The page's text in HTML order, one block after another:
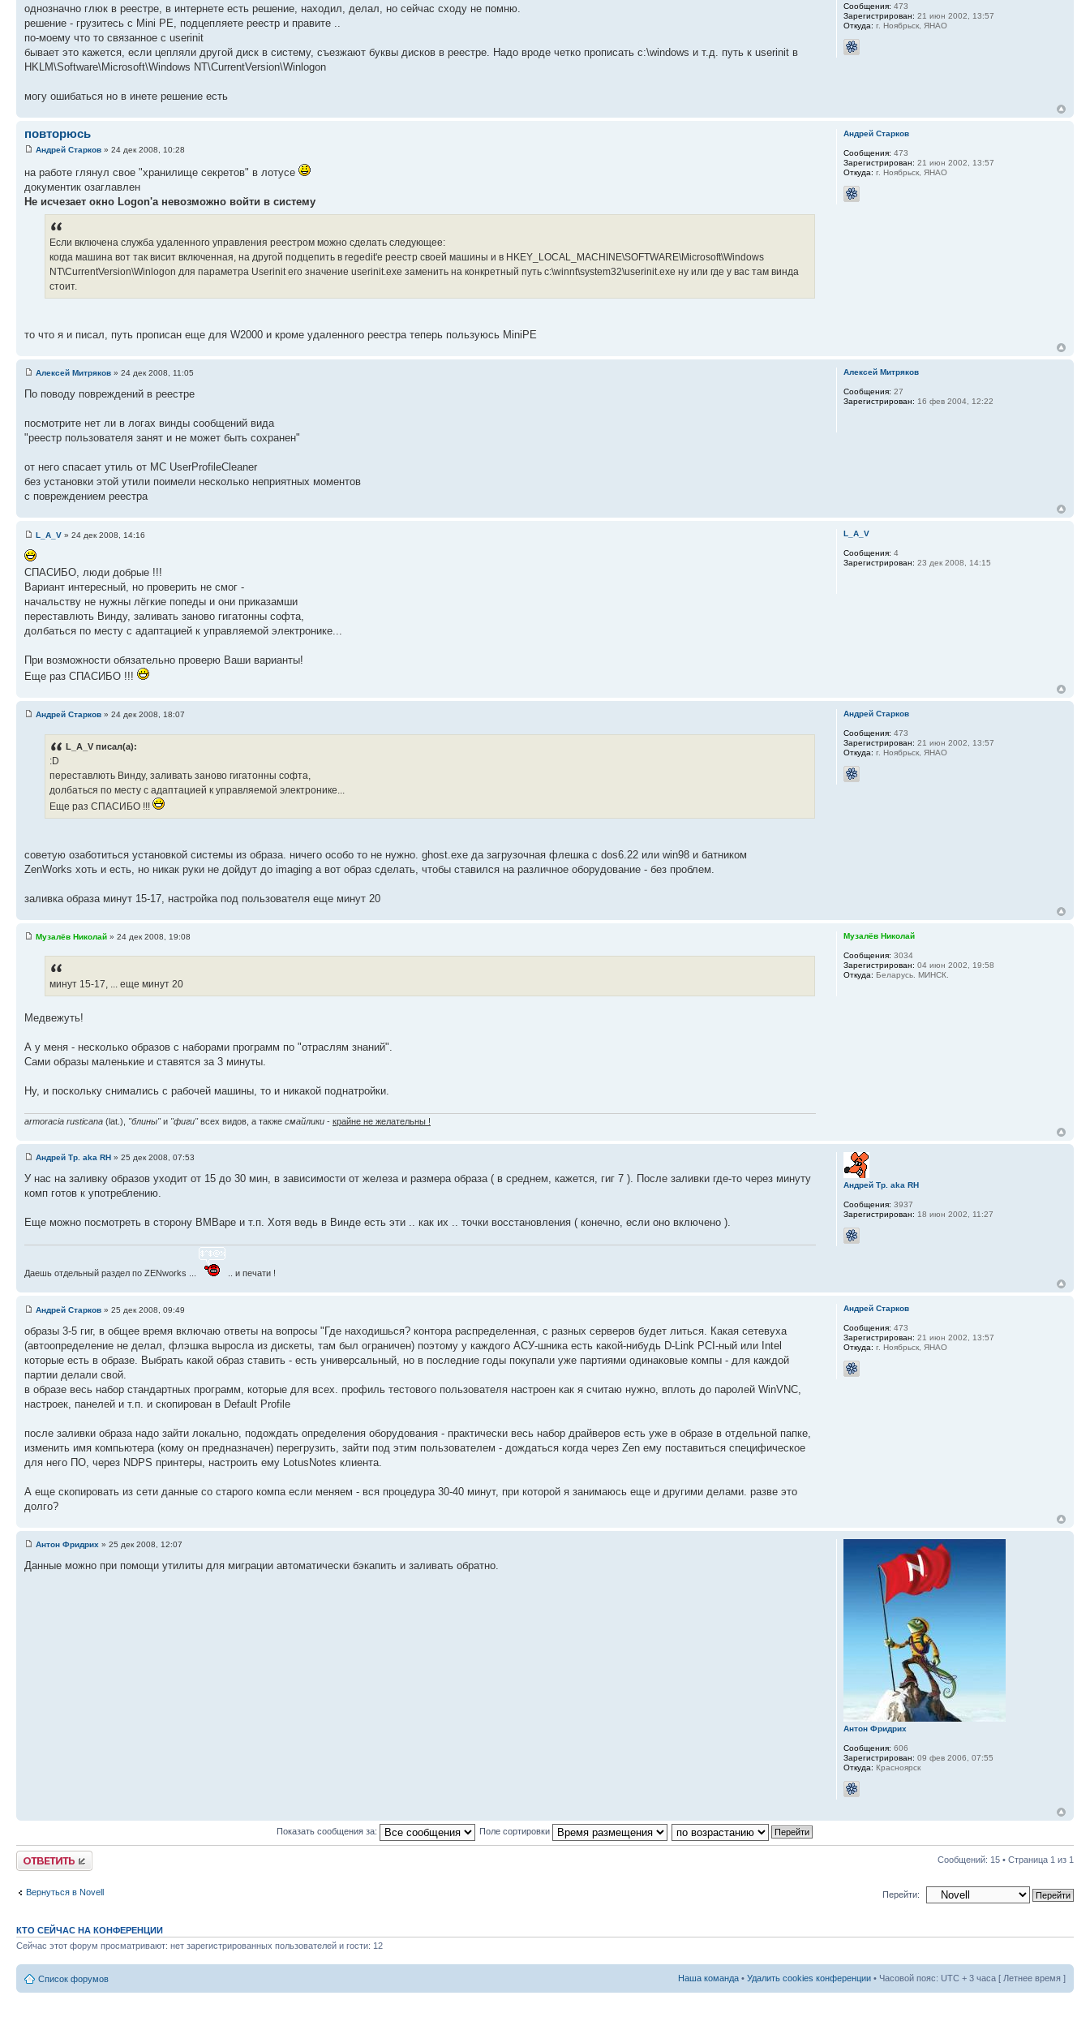
однозначно глюк в реестре, в интернете есть решение, находил, делал, но сейчас сходу не помню.
решение - грузитесь с Mini PE, подцепляете реестр и правите ..
по-моему что то связанное с userinit
бывает это кажется, если цепляли другой диск в систему, съезжают буквы дисков в реестре. Надо вроде четко прописать c:\windows и т.д. путь к userinit в
HKLM\Software\Microsoft\Windows NT\CurrentVersion\Winlogon
могу ошибаться но в инете решение есть
Сообщения: 473
Зарегистрирован: 21 июн 2002, 13:57
Откуда: г. Ноябрьск, ЯНАО
повторюсь
Андрей Старков » 24 дек 2008, 10:28
на работе глянул свое "хранилище секретов" в лотусе
документик озаглавлен
Не исчезает окно Logon'a невозможно войти в систему
Если включена служба удаленного управления реестром можно сделать следующее:
когда машина вот так висит включенная, на другой подцепить в regedit'e реестр своей машины и в HKEY_LOCAL_MACHINE\SOFTWARE\Microsoft\Windows
NT\CurrentVersion\Winlogon для параметра Userinit его значение userinit.exe заменить на конкретный путь c:\winnt\system32\userinit.exe ну или где у вас там винда
стоит.
то что я и писал, путь прописан еще для W2000 и кроме удаленного реестра теперь пользуюсь MiniPE
Андрей Старков
Сообщения: 473
Зарегистрирован: 21 июн 2002, 13:57
Откуда: г. Ноябрьск, ЯНАО
Алексей Митряков » 24 дек 2008, 11:05
По поводу повреждений в реестре
посмотрите нет ли в логах винды сообщений вида
"реестр пользователя занят и не может быть сохранен"
от него спасает утиль от МС UserProfileCleaner
без установки этой утили поимели несколько неприятных моментов
с повреждением реестра
Алексей Митряков
Сообщения: 27
Зарегистрирован: 16 фев 2004, 12:22
L_A_V » 24 дек 2008, 14:16
СПАСИБО, люди добрые !!!
Вариант интересный, но проверить не смог -
начальству не нужны лёгкие попеды и они приказамши
переставлють Винду, заливать заново гигатонны софта,
долбаться по месту с адаптацией к управляемой электронике...
При возможности обязательно проверю Ваши варианты!
Еще раз СПАСИБО !!!
L_A_V
Сообщения: 4
Зарегистрирован: 23 дек 2008, 14:15
Андрей Старков » 24 дек 2008, 18:07
L_A_V писал(а):
:D
переставлють Винду, заливать заново гигатонны софта,
долбаться по месту с адаптацией к управляемой электронике...
Еще раз СПАСИБО !!!
советую озаботиться установкой системы из образа. ничего особо то не нужно. ghost.exe да загрузочная флешка с dos6.22 или win98 и батником
ZenWorks хоть и есть, но никак руки не дойдут до imaging а вот образ сделать, чтобы ставился на различное оборудование - без проблем.
заливка образа минут 15-17, настройка под пользователя еще минут 20
Андрей Старков
Сообщения: 473
Зарегистрирован: 21 июн 2002, 13:57
Откуда: г. Ноябрьск, ЯНАО
Музалёв Николай » 24 дек 2008, 19:08
минут 15-17, ... еще минут 20
Медвежуть!
А у меня - несколько образов с наборами программ по "отраслям знаний".
Сами образы маленькие и ставятся за 3 минуты.
Ну, и поскольку снимались с рабочей машины, то и никакой поднатройки.
armoracia rusticana (lat.), "блины"и "фиги"всех видов, а также смайлики - крайне не желательны !
Музалёв Николай
Сообщения: 3034
Зарегистрирован: 04 июн 2002, 19:58
Откуда: Беларусь. МИНСК.
Андрей Тр. aka RH » 25 дек 2008, 07:53
У нас на заливку образов уходит от 15 до 30 мин, в зависимости от железа и размера образа ( в среднем, кажется, гиг 7 ). После заливки где-то через минуту
комп готов к употреблению.
Еще можно посмотреть в сторону ВМВаре и т.п. Хотя ведь в Винде есть эти .. как их .. точки восстановления ( конечно, если оно включено ).
Даешь отдельный раздел по ZENworks ... .. и печати !
Андрей Тр. aka RH
Сообщения: 3937
Зарегистрирован: 18 июн 2002, 11:27
Андрей Старков » 25 дек 2008, 09:49
образы 3-5 гиг, в общее время включаю ответы на вопросы "Где находишься? контора распределенная, с разных серверов будет литься. Какая сетевуха
(автоопределение не делал, флэшка выросла из дискеты, там был ограничен) поэтому у каждого АСУ-шника есть какой-нибудь D-Link PCI-ный или Intel
которые есть в образе. Выбрать какой образ ставить - есть универсальный, но в последние годы покупали уже партиями одинаковые компы - для каждой
партии делали свой.
в образе весь набор стандартных программ, которые для всех. профиль тестового пользователя настроен как я считаю нужно, вплоть до паролей WinVNC,
настроек, панелей и т.п. и скопирован в Default Profile
после заливки образа надо зайти локально, подождать определения оборудования - практически весь набор драйверов есть уже в образе в отдельной папке,
изменить имя компьютера (кому он предназначен) перегрузить, зайти под этим пользователем - дождаться когда через Zen ему поставиться специфическое
для него ПО, через NDPS принтеры, настроить ему LotusNotes клиента.
А еще скопировать из сети данные со старого компа если меняем - вся процедура 30-40 минут, при которой я занимаюсь еще и другими делами. разве это
долго?
Андрей Старков
Сообщения: 473
Зарегистрирован: 21 июн 2002, 13:57
Откуда: г. Ноябрьск, ЯНАО
Антон Фридрих » 25 дек 2008, 12:07
Данные можно при помощи утилиты для миграции автоматически бэкапить и заливать обратно.
Антон Фридрих
Сообщения: 606
Зарегистрирован: 09 фев 2006, 07:55
Откуда: Красноярск
Показать сообщения за: Поле сортировки
Ответить Сообщений: 15 • Страница 1 из 1
Вернуться в Novell Перейти:
КТО СЕЙЧАС НА КОНФЕРЕНЦИИ
Сейчас этот форум просматривают: нет зарегистрированных пользователей и гости: 12
Список форумов Наша команда • Удалить cookies конференции • Часовой пояс: UTC + 3 часа [ Летнее время ]